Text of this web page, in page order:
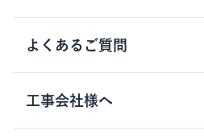
お客さまの声
空き家の処分を検討のお客様へ
鉄骨造住宅の相場
RC造住宅の相場
家じまいの相談窓口
よくあるご質問
クラッソーネの利用方法
工事の進め方
工事会社様へ